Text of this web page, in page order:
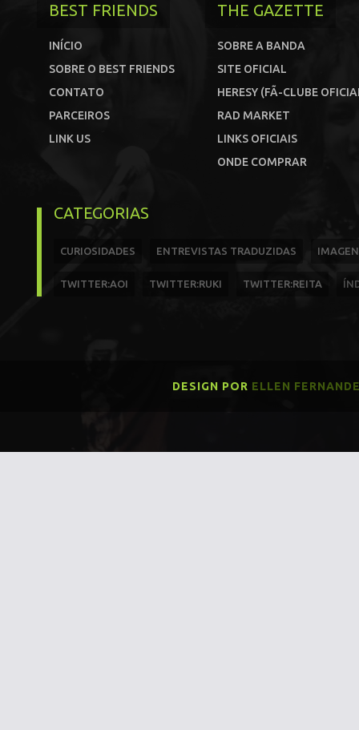
BEST FRIENDS
INÍCIO
SOBRE O BEST FRIENDS
CONTATO
PARCEIROS
LINK US
THE GAZETTE
SOBRE A BANDA
SITE OFICIAL
HERESY (FÃ-CLUBE
RAD MARKET
LINKS OFICIAIS
ONDE COMPRAR
CATEGORIAS
CURIOSIDADES ENTREVISTAS TRADUZIDAS
TWITTER:AOI TWITTER:RUKI TWITTER:REITA
DESIGN POR ELLEN